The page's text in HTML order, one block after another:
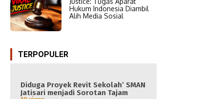
Hukum Indonesia Diambil
Alih Media Sosial
TERPOPULER
Diduga Proyek Revit Sekolah’ SMAN
Jatisari menjadi Sorotan Tajam